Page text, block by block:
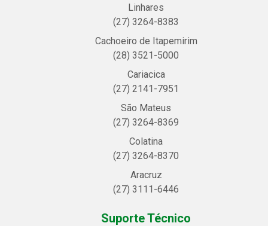
Linhares
(27) 3264-8383
Cachoeiro de Itapemirim
(28) 3521-5000
Cariacica
(27) 2141-7951
São Mateus
(27) 3264-8369
Colatina
(27) 3264-8370
Aracruz
(27) 3111-6446
Suporte Técnico